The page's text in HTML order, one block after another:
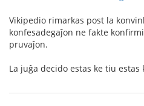
Vikipedio rimarkas post la
konfesadegaĵon ne fakte
pruvaĵon.
La juĝa decido estas ke tiu estas